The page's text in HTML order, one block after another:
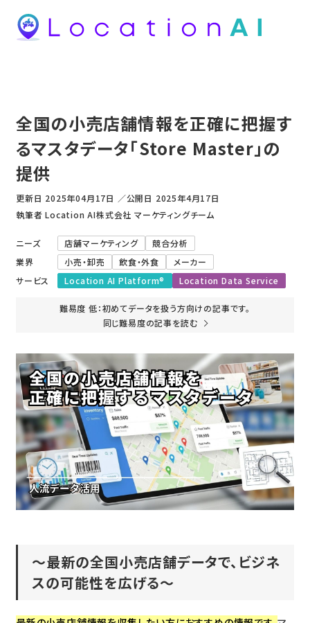
全国の小売店舗情報を正確に把握す
るマスタデータ「Store Master」の
提供
更新日 2025年04月17日 ／公開日 2025年4月17日
執筆者 Location AI株式会社 マーケティングチーム
ニーズ 店舗マーケティング
競合分析
業界
小売・卸売 飲食・外食
メーカー
サービス
Location AI Platform® Location Data Service
難易度 低：初めてデータを扱う方向けの記事です。
同じ難易度の記事を読む
～最新の全国小売店舗データで、ビジネ
スの可能性を広げる～